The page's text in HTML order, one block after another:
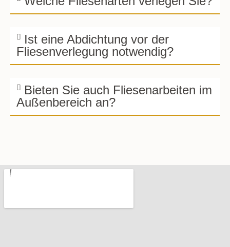
Ist eine Abdichtung vor der
Fliesenverlegung notwendig?
Bieten Sie auch Fliesenarbeiten im
Außenbereich an?